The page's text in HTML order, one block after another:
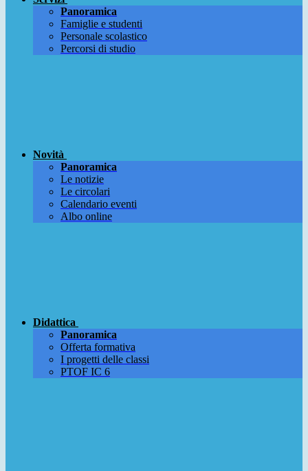
Panoramica
Famiglie e studenti
Personale scolastico
Percorsi di studio
Novità
Panoramica
Le notizie
Le circolari
Calendario eventi
Albo online
Didattica
Panoramica
Offerta formativa
I progetti delle classi
PTOF IC 6